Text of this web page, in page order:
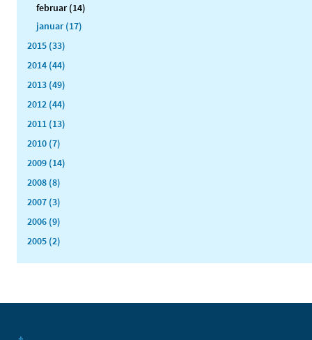
februar (14)
januar (17)
2015 (33)
2014 (44)
2013 (49)
2012 (44)
2011 (13)
2010 (7)
2009 (14)
2008 (8)
2007 (3)
2006 (9)
2005 (2)